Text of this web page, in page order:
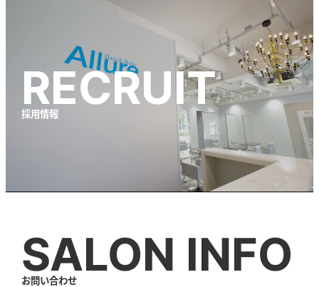
RECRUIT
採用情報
SALON INFO
お問い合わせ